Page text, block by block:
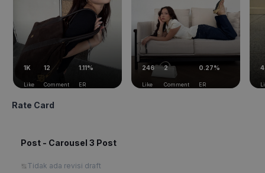
1K
Like
12
Comment
1.11%
ER
246
Like
2
Comment
0.27%
ER
Rate Card
Post - Carousel 3 Post
Tidak ada revisi draft